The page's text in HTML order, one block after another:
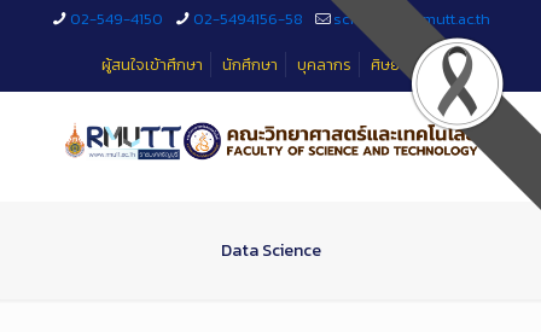
02-549-4150 02-5494156-58
sciteched@rmutt.ac.th
ผู้สนใจเข้าศึกษา
นักศึกษา บุคลากร ศิษย์เก่า
Data Science